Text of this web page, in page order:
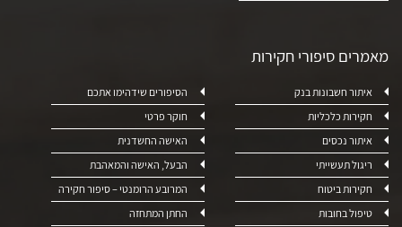
מאמרים סיפורי חקירות
איתור חשבונות בנק
חקירות כלכליות
איתור נכסים
ריגול תעשייתי
חקירות ביטוח
טיפול בחובות
הסיפורים שידהימו אתכם
חוקר פרטי
האישה החשדנית
הבעל, האישה והמאהבת
המרובע הרומנטי – סיפור חקירה
החתן המתחזה